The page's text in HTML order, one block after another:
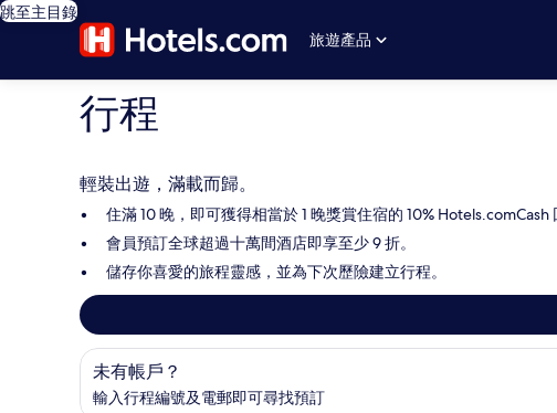
跳至主目錄
旅遊產品
行程
輕裝出遊，滿載而歸。
住滿 10 晚，即可獲得相當於 1 晚獎賞住宿的 10% Hotels.comCash
會員預訂全球超過十萬間酒店即享至少 9 折。
儲存你喜愛的旅程靈感，並為下次歷險建立行程。
未有帳戶？
輸入行程編號及電郵即可尋找預訂
尋找預訂